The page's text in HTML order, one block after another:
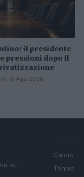
il presidente
pressioni dopo il
· 6 Ago 2026
su
Calcio
Tennis